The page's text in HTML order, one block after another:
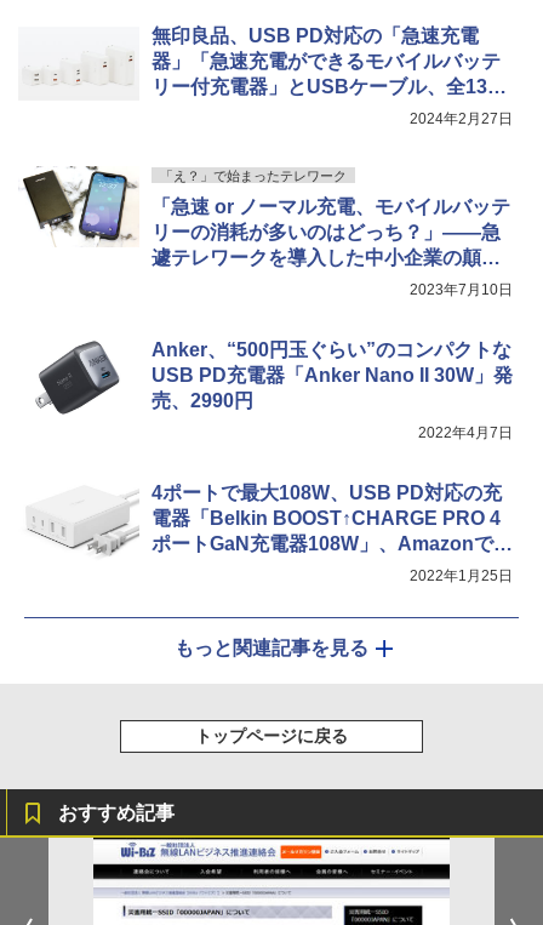
無印良品、USB PD対応の「急速充電
器」「急速充電ができるモバイルバッテ
リー付充電器」とUSBケーブル、全13製
2024年2月27日
「え？」で始まったテレワーク
「急速 or ノーマル充電、モバイルバッテ
リーの消耗が多いのはどっち？」――急
遽テレワークを導入した中小企業の顛末
2023年7月10日
Anker、“500円玉ぐらい”のコンパクトな
USB PD充電器「Anker Nano II 30W」発
売、2990円
2022年4月7日
4ポートで最大108W、USB PD対応の充
電器「Belkin BOOST↑CHARGE PRO 4
ポートGaN充電器108W」、Amazonで先
2022年1月25日
もっと関連記事を見る
トップページに戻る
おすすめ記事